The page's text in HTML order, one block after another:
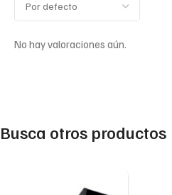
No hay valoraciones aún.
Busca otros productos